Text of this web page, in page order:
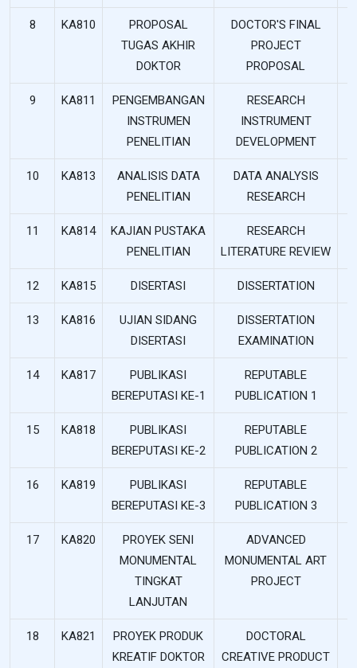
8 KA810
PROPOSAL
TUGAS AKHIR
DOKTOR
DOCTOR'S FINAL
PROJECT
PROPOSAL
9 KA811
PENGEMBANGAN
INSTRUMEN
PENELITIAN
RESEARCH
INSTRUMENT
DEVELOPMENT
10 KA813
ANALISIS DATA
PENELITIAN
DATA ANALYSIS
RESEARCH
11 KA814
KAJIAN PUSTAKA
PENELITIAN
RESEARCH
LITERATURE REVIEW
12 KA815 DISERTASI DISSERTATION
13 KA816
UJIAN SIDANG
DISERTASI
DISSERTATION
EXAMINATION
14 KA817
PUBLIKASI
BEREPUTASI KE-1
REPUTABLE
PUBLICATION 1
15 KA818
PUBLIKASI
BEREPUTASI KE-2
REPUTABLE
PUBLICATION 2
16 KA819
PUBLIKASI
BEREPUTASI KE-3
REPUTABLE
PUBLICATION 3
17 KA820
PROYEK SENI
MONUMENTAL
TINGKAT
LANJUTAN
ADVANCED
MONUMENTAL ART
PROJECT
18 KA821
PROYEK PRODUK
KREATIF DOKTOR
DOCTORAL
CREATIVE PRODUCT